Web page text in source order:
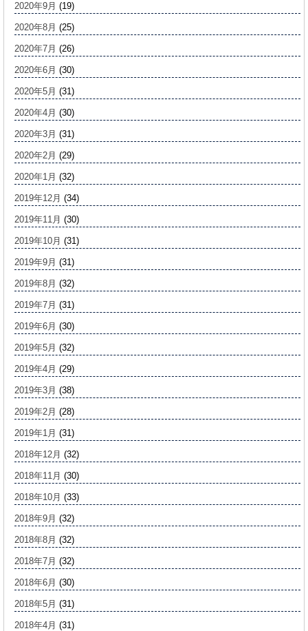
2020年9月 (19)
2020年8月 (25)
2020年7月 (26)
2020年6月 (30)
2020年5月 (31)
2020年4月 (30)
2020年3月 (31)
2020年2月 (29)
2020年1月 (32)
2019年12月 (34)
2019年11月 (30)
2019年10月 (31)
2019年9月 (31)
2019年8月 (32)
2019年7月 (31)
2019年6月 (30)
2019年5月 (32)
2019年4月 (29)
2019年3月 (38)
2019年2月 (28)
2019年1月 (31)
2018年12月 (32)
2018年11月 (30)
2018年10月 (33)
2018年9月 (32)
2018年8月 (32)
2018年7月 (32)
2018年6月 (30)
2018年5月 (31)
2018年4月 (31)